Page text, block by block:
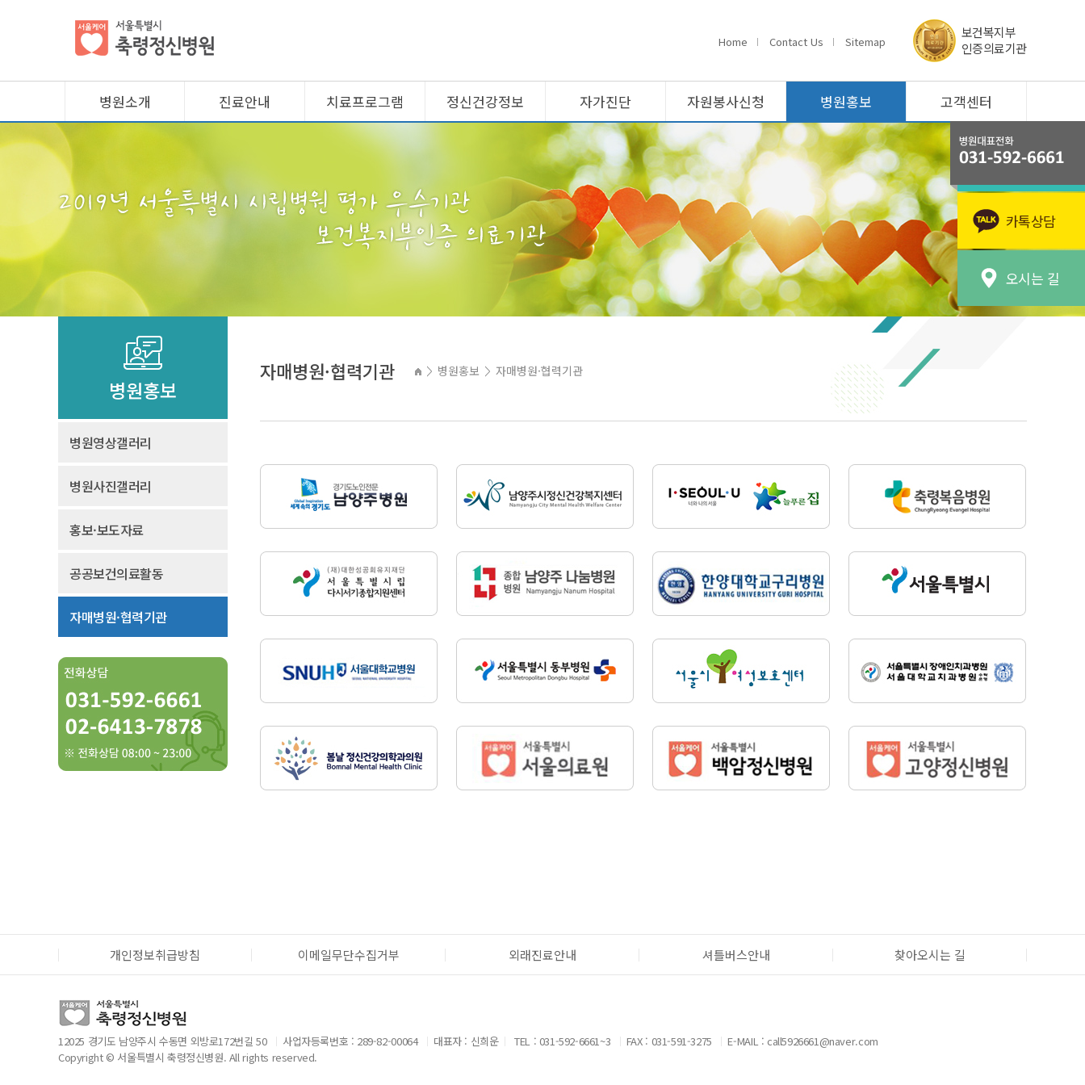
Home Contact Us Sitemap
보건복지부
인증의료기관
병원소개 진료안내 치료프로그램 정신건강정보 자가진단 자원봉사신청 병원홍보 고객센터
병원홍보
병원영상갤러리
병원사진갤러리
홍보·보도자료
공공보건의료활동
자매병원·협력기관
자매병원·협력기관 > 병원홍보 > 자매병원·협력기관
카톡상담
오시는 길
개인정보취급방침 이메일무단수집거부 외래진료안내 셔틀버스안내 찾아오시는 길
12025 경기도 남양주시 수동면 외방로172번길 50 사업자등록번호 : 289-82-00064 대표자 : 신희운 TEL : 031-592-6661~3 FAX : 031-591-3275
E-MAIL : call5926661@naver.com
Copyright © 서울특별시 축령정신병원. All rights reserved.